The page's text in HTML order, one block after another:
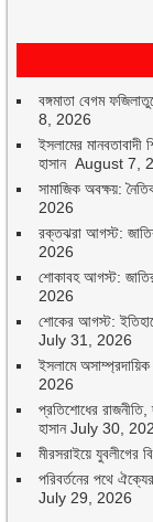
বঙ্গমাতা বেগম
8, 2026
ইসলামের মানবতাবাদী
হাসান August 7,
সামাজিক অবক্ষয়:
2026
রক্তঝরা আগস্ট: জাতির
2026
শোকাবহ আগস্ট:
2026
শোকের আগস্ট:
July 31, 2026
ইসলামে
2026
প্রতিশোধের
হাসান July 30,
মীরসরাইয়ে যুবলীগের
পরিবর্তনের পথে
July 29, 2026